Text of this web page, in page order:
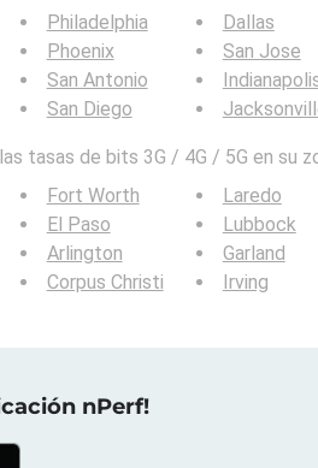
Philadelphia
Phoenix
San Antonio
San Diego
Dallas
San Jose
tasas de bits 3G / 4G / 5G en su
Fort Worth
El Paso
Arlington
Corpus Christi
Laredo
Lubbock
Garland
Irving
nPerf!